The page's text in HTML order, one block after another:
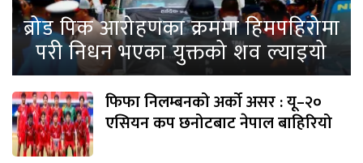
ब्रोड पिक आरोहणका क्रममा हिमपहिरोमा
परी निधन भएका युक्तको शव ल्याइयो
फिफा निलम्बनको अर्को असर : यू–२०
एसियन कप छनोटबाट नेपाल बाहिरियो